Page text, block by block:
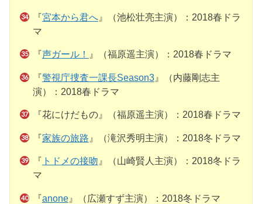
『宮本から君へ』（池松壮亮主演）：2018春ドラ
マ
『声ガール！ 』（福原遥主演）：2018春ドラマ
『警視庁捜査一課長Season3』（内藤剛志主
演）：2018春ドラマ
『花にけだもの』（福原遥主演）：2018春ドラマ
『家族の旅路 』（滝沢秀明主演）：2018冬ドラマ
『 トドメの接吻 』（山崎賢人主演）：2018冬ドラ
マ
『anone』（広瀬すず主演）：2018冬ドラマ